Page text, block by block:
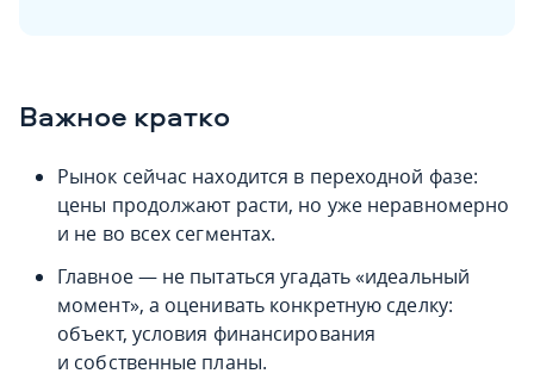
Важное кратко
Рынок сейчас находится в переходной фазе:
цены продолжают расти, но уже неравномерно
и не во всех сегментах.
Главное — не пытаться угадать «идеальный
момент», а оценивать конкретную сделку:
объект, условия финансирования
и собственные планы.